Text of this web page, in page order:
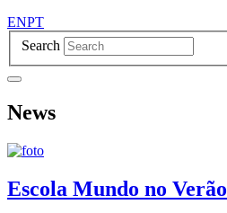
ENPT
Search
News
Escola Mundo no Verão